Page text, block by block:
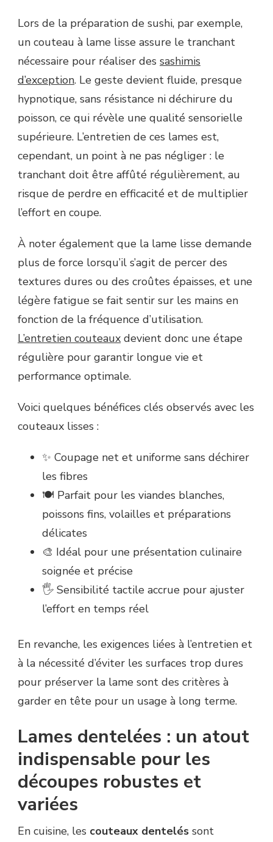
Lors de la préparation de sushi, par exemple,
un couteau à lame lisse assure le tranchant
nécessaire pour réaliser des sashimis
d’exception. Le geste devient fluide, presque
hypnotique, sans résistance ni déchirure du
poisson, ce qui révèle une qualité sensorielle
supérieure. L’entretien de ces lames est,
cependant, un point à ne pas négliger : le
tranchant doit être affûté régulièrement, au
risque de perdre en efficacité et de multiplier
l’effort en coupe.
À noter également que la lame lisse demande
plus de force lorsqu’il s’agit de percer des
textures dures ou des croûtes épaisses, et une
légère fatigue se fait sentir sur les mains en
fonction de la fréquence d’utilisation.
L’entretien couteaux devient donc une étape
régulière pour garantir longue vie et
performance optimale.
Voici quelques bénéfices clés observés avec les
couteaux lisses :
✨ Coupage net et uniforme sans déchirer
les fibres
🍽️ Parfait pour les viandes blanches,
poissons fins, volailles et préparations
délicates
🎨 Idéal pour une présentation culinaire
soignée et précise
🖐️ Sensibilité tactile accrue pour ajuster
l’effort en temps réel
En revanche, les exigences liées à l’entretien et
à la nécessité d’éviter les surfaces trop dures
pour préserver la lame sont des critères à
garder en tête pour un usage à long terme.
Lames dentelées : un atout
indispensable pour les
découpes robustes et
variées
En cuisine, les couteaux dentelés sont